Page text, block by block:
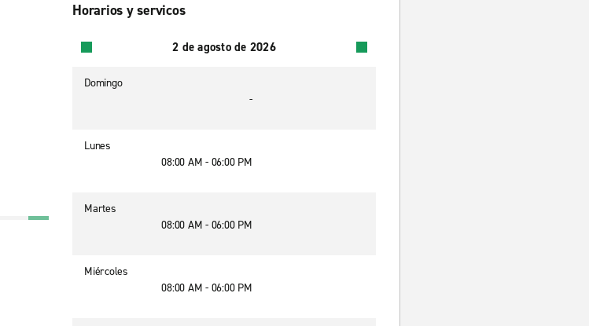
Horarios y servicos
2 de agosto de 2026
Domingo
-
Lunes
08:00 AM - 06:00 PM
Martes
08:00 AM - 06:00 PM
Miércoles
08:00 AM - 06:00 PM